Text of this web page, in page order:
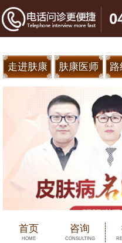
走进肤康 肤康医师 路
首页
HOME
咨询
CONSULTING